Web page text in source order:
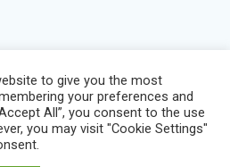
to give you the most
your preferences and
All”, you consent to the use
you may visit "Cookie Settings"